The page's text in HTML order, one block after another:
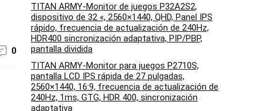
0
TITAN ARMY-Monitor de juegos P32A2S2,
dispositivo de 32 «, 2560×1440, QHD, Panel IPS
rápido, frecuencia de actualización de 240Hz,
HDR400 sincronización adaptativa, PIP/PBP,
pantalla dividida
TITAN ARMY-Monitor para juegos P2710S,
pantalla LCD IPS rápida de 27 pulgadas,
2560×1440, 16:9, frecuencia de actualización de
240Hz, 1ms, GTG, HDR 400, sincronización
adaptativa